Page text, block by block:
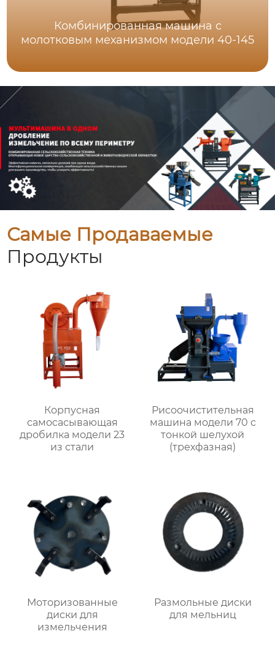
Комбинированная машина с
молотковым механизмом модели 40-145
Самые Продаваемые
Продукты
Корпусная
самоcасывающая
дробилка модели 23
из стали
Рисоочистительная
машина модели 70 с
тонкой шелухой
(трехфазная)
Моторизованные
диски для
измельчения
Размольные диски
для мельниц